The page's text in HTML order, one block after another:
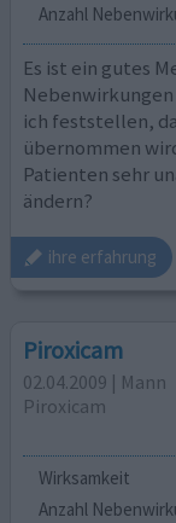
Anzahl
Es ist ein gutes
ich feststellen,
übernommen
Patienten sehr
ändern?
ihre erfahrung
Piroxicam
02.04.2009 | Mann
Piroxicam
Wirksamkeit
Anzahl